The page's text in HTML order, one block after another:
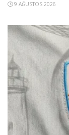
9 AĞUSTOS 2026